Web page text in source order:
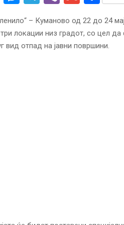
– Куманово од 22 до 24
локации низ градот, со цел
вид отпад на јавни површини.